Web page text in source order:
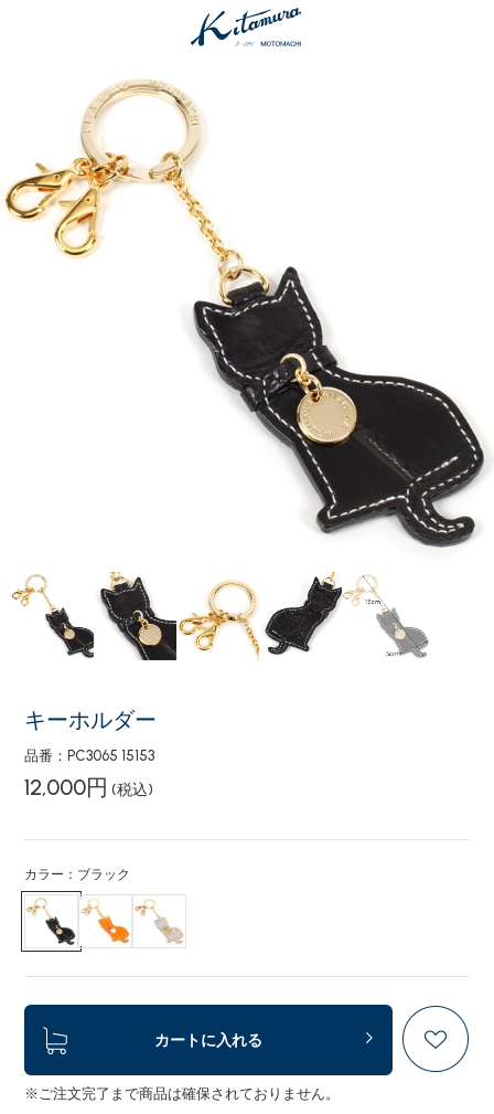
キーホルダー
品番：PC3065 15153
12,000円 (税込)
カラー：ブラック
カートに入れる
※ご注文完了まで商品は確保されておりません。